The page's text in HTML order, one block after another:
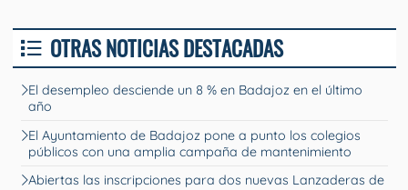
OTRAS NOTICIAS DESTACADAS
El desempleo desciende un 8 % en Badajoz en el último
año
El Ayuntamiento de Badajoz pone a punto los colegios
públicos con una amplia campaña de mantenimiento
Abiertas las inscripciones para dos nuevas Lanzaderas de